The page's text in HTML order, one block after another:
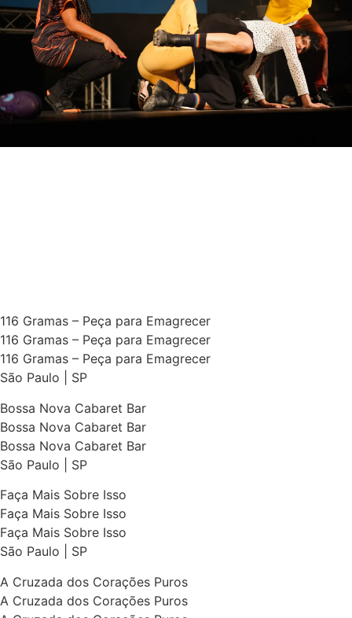
116 Gramas – Peça para Emagrecer
116 Gramas – Peça para Emagrecer
116 Gramas – Peça para Emagrecer
São Paulo | SP
Bossa Nova Cabaret Bar
Bossa Nova Cabaret Bar
Bossa Nova Cabaret Bar
São Paulo | SP
Faça Mais Sobre Isso
Faça Mais Sobre Isso
Faça Mais Sobre Isso
São Paulo | SP
A Cruzada dos Corações Puros
A Cruzada dos Corações Puros